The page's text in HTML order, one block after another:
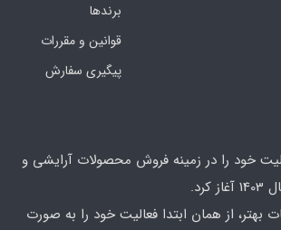
برندها
قوانین و مقررات
پیگیری سفارش
خود را در زمینه فروش محصولات آرایشی و
بهتر، از همان ابتدا فعالیت خود را به صورت